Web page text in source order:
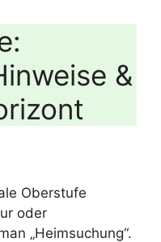
&
Oberstufe
oder
„Heimsuchung“.